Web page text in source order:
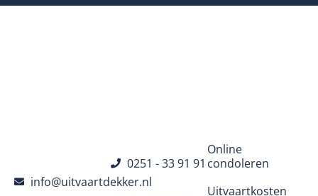
info@uitvaartdekker.nl
0251 - 33 91 91
Online
condoleren
Uitvaartkosten